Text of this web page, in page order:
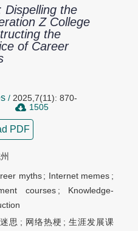
Dispelling the
Z College
the
of Career
/ 2025,7(11): 870-
1505
PDF
myths ; Internet memes ;
courses ; Knowledge-
思 ; 网络热梗 ;生涯发展课